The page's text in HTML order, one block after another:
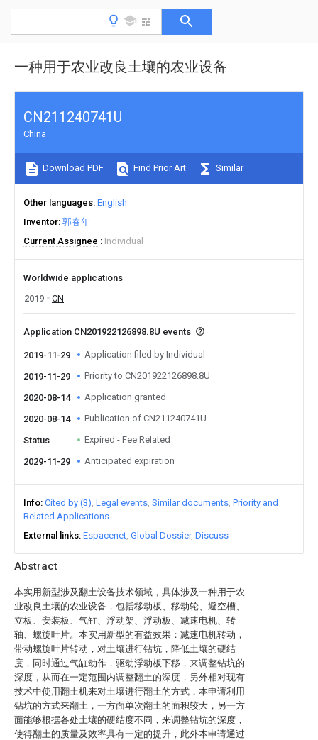
一种用于农业改良土壤的农业设备
Abstract
本实用新型涉及翻土设备技术领域，具体涉及一种用于农
业改良土壤的农业设备，包括移动板、移动轮、避空槽、
立板、安装板、气缸、浮动架、浮动板、减速电机、转
轴、螺旋叶片。本实用新型的有益效果：减速电机转动，
带动螺旋叶片转动，对土壤进行钻坑，降低土壤的硬结
度，同时通过气缸动作，驱动浮动板下移，来调整钻坑的
深度，从而在一定范围内调整翻土的深度，另外相对现有
技术中使用翻土机来对土壤进行翻土的方式，本申请利用
钻坑的方式来翻土，一方面单次翻土的面积较大，另一方
面能够根据各处土壤的硬结度不同，来调整钻坑的深度，
使得翻土的质量及效率具有一定的提升，此外本申请通过
CN211240741U
China
Download PDF Find Prior Art Similar
Other languages English
Inventor 郭春年
Current Assignee
Individual
Worldwide applications
2019
CN
Application CN201922126898.8U events
2019-11-29 Application filed by Individual
2019-11-29 Priority to CN201922126898.8U
2020-08-14 Application granted
2020-08-14 Publication of CN211240741U
Status Expired - Fee Related
2029-11-29 Anticipated expiration
Info Cited by (3) Legal events Similar documents Priority and
Related Applications
External links Espacenet Global Dossier Discuss